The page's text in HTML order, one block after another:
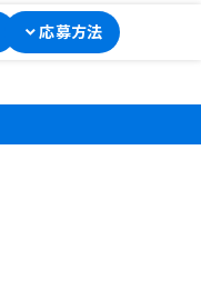
応募方法